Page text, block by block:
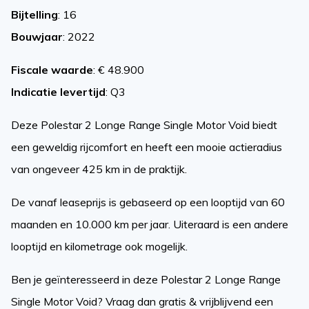
Bijtelling: 16
Bouwjaar: 2022
Fiscale waarde: € 48.900
Indicatie levertijd: Q3
Deze Polestar 2 Longe Range Single Motor Void biedt
een geweldig rijcomfort en heeft een mooie actieradius
van ongeveer 425 km in de praktijk.
De vanaf leaseprijs is gebaseerd op een looptijd van 60
maanden en 10.000 km per jaar. Uiteraard is een andere
looptijd en kilometrage ook mogelijk.
Ben je geïnteresseerd in deze Polestar 2 Longe Range
Single Motor Void? Vraag dan gratis & vrijblijvend een